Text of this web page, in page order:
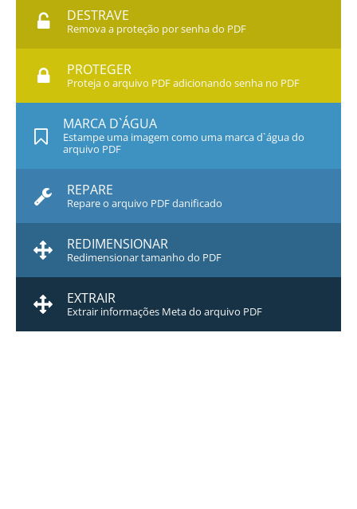
DESTRAVE
Remova a proteção por senha do PDF
PROTEGER
Proteja o arquivo PDF adicionando senha no PDF
MARCA D`ÁGUA
Estampe uma imagem como uma marca d`água do
arquivo PDF
REPARE
Repare o arquivo PDF danificado
REDIMENSIONAR
Redimensionar tamanho do PDF
EXTRAIR
Extrair informações Meta do arquivo PDF